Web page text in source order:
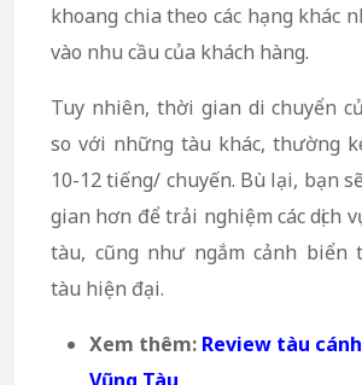
khoang chia theo các hạng khác
vào nhu cầu của khách hàng.
Tuy nhiên, thời gian di chuyển
so với những tàu khác, thường
10-12 tiếng/ chuyến. Bù lại, bạn
gian hơn để trải nghiệm các dịch
tàu, cũng như ngắm cảnh biển
tàu hiện đại.
Xem thêm: Review tàu
Vũng Tàu